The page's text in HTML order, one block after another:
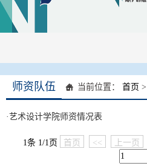
师资队伍 当前位置： 首页 >
·艺术设计学院师资情况表
1条 1/1页 首页 << 上一页